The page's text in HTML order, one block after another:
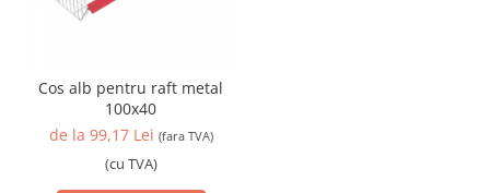
Cos alb pentru raft metal
100x40
de la 99,17 Lei (fara TVA)
(cu TVA)